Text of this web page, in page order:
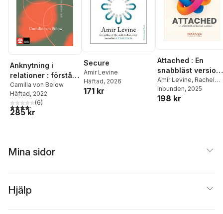
Anknytning i
relationer : förstå
och förändra dina
mönster
Camilla von Below
Häftad, 2022
4,2utav 5 stjärnor. Totalt antal röster:
(6)
285 kr
Secure
Amir Levine
Häftad, 2026
171 kr
Attached : En
snabbläst version
på svenska
Amir Levine, Rachel
Heller
Inbunden, 2025
198 kr
Mina sidor
Hjälp